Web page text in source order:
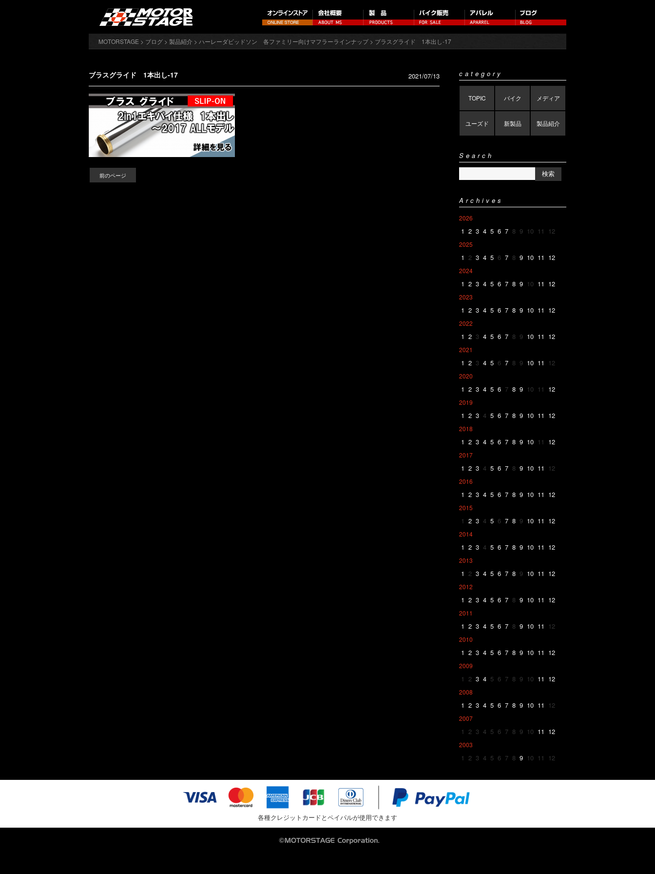
MOTORSTAGE > ブログ > 製品紹介 > ハーレーダビッドソン 各ファミリー向けマフラーラインナップ> ブラスグライド 1本出し-17
ブラスグライド 1本出し-17 2021/07/13
前のページ
category
TOPIC バイク メディア
ユーズド 新製品 製品紹介
Search
Archives
2026
1 2 3 4 5 6 7 8 9 10 11 12
2025
1 2 3 4 5 6 7 8 9 10 11 12
2024
1 2 3 4 5 6 7 8 9 10 11 12
2023
1 2 3 4 5 6 7 8 9 10 11 12
2022
1 2 3 4 5 6 7 8 9 10 11 12
2021
1 2 3 4 5 6 7 8 9 10 11 12
2020
1 2 3 4 5 6 7 8 9 10 11 12
2019
1 2 3 4 5 6 7 8 9 10 11 12
2018
1 2 3 4 5 6 7 8 9 10 11 12
2017
1 2 3 4 5 6 7 8 9 10 11 12
2016
1 2 3 4 5 6 7 8 9 10 11 12
2015
1 2 3 4 5 6 7 8 9 10 11 12
2014
1 2 3 4 5 6 7 8 9 10 11 12
2013
1 2 3 4 5 6 7 8 9 10 11 12
2012
1 2 3 4 5 6 7 8 9 10 11 12
2011
1 2 3 4 5 6 7 8 9 10 11 12
2010
1 2 3 4 5 6 7 8 9 10 11 12
2009
1 2 3 4 5 6 7 8 9 10 11 12
2008
1 2 3 4 5 6 7 8 9 10 11 12
2007
1 2 3 4 5 6 7 8 9 10 11 12
2003
1 2 3 4 5 6 7 8 9 10 11 12
各種クレジットカードとペイパルが使用できます